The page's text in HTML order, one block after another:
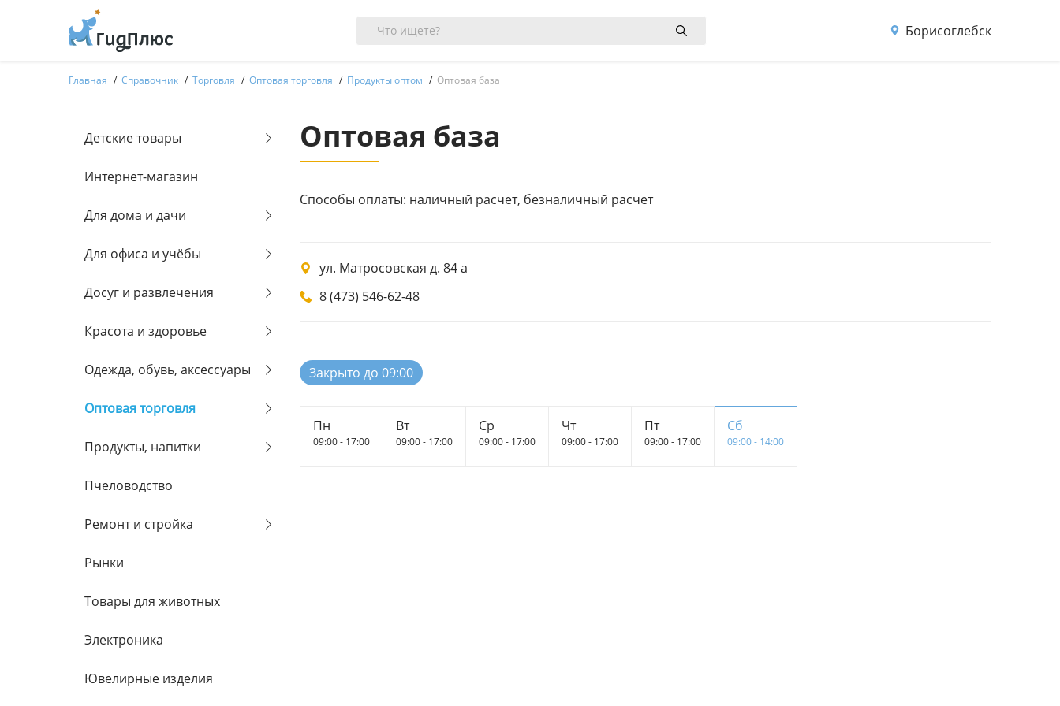
Борисоглебск
Главная Справочник Торговля Оптовая торговля Продукты оптом Оптовая база
Детские товары
Интернет-магазин
Для дома и дачи
Для офиса и учёбы
Досуг и развлечения
Красота и здоровье
Одежда, обувь, аксессуары
Оптовая торговля
Продукты, напитки
Пчеловодство
Ремонт и стройка
Рынки
Товары для животных
Электроника
Ювелирные изделия
Оптовая база
Способы оплаты: наличный расчет, безналичный расчет
ул. Матросовская д. 84 а
8 (473) 546-62-48
Закрыто до 09:00
Пн
09:00 - 17:00
Вт
09:00 - 17:00
Ср
09:00 - 17:00
Чт
09:00 - 17:00
Пт
09:00 - 17:00
Сб
09:00 - 14:00